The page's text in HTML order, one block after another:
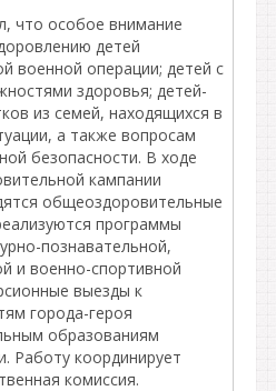
что особое внимание
детей
военной операции; детей с
здоровья; детей-
из семей, находящихся в
а также вопросам
безопасности. В ходе
кампании
общеоздоровительные
программы
познавательной,
и военно-спортивной
выезды к
города-героя
образованиям
Работу координирует
комиссия.